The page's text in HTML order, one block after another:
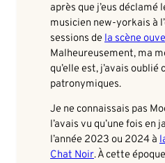
après que j’eus déclamé
musicien new-yorkais à
sessions de la scène
Malheureusement, ma
qu’elle est, j’avais oublié
patronymiques.
Je ne connaissais pas
l’avais vu qu’une fois
l’année 2023 ou 2024 à
Chat Noir. À cette